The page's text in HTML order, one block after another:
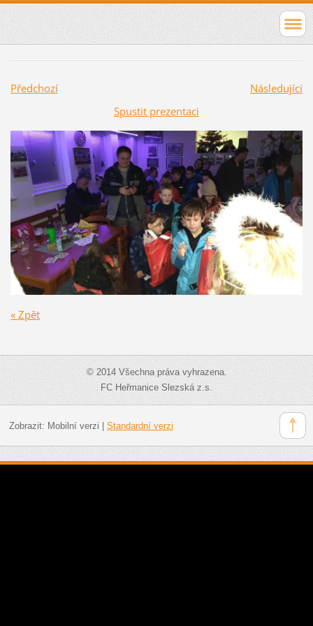
Předchozí
Následující
Spustit prezentaci
« Zpět
© 2014 Všechna práva vyhrazena.
FC Heřmanice Slezská z.s.
Zobrazit: Mobilní verzi Standardní verzi